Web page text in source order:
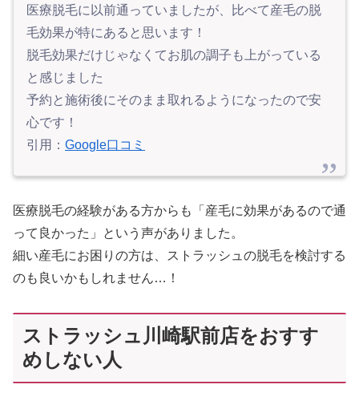
医療脱毛に以前通っていましたが、比べて産毛の脱
毛効果が特にあると思います！
脱毛効果だけじゃなくてお肌の調子も上がっている
と感じました
予約と施術後にそのまま取れるようになったので安
心です！
引用： Google口コミ
医療脱毛の経験がある方からも「産毛に効果があるので通
って良かった」という声がありました。
細い産毛にお困りの方は、ストラッシュの脱毛を検討する
のも良いかもしれません…！
ストラッシュ川崎駅前店をおすす
めしない人